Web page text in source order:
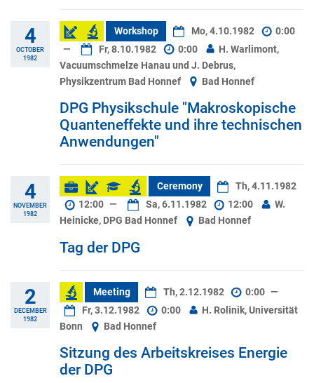
4
OCTOBER
1982
Workshop Mo, 4.10.1982
0:00
—
Fr, 8.10.1982 0:00
H. Warlimont,
Vacuumschmelze Hanau und J. Debrus,
Physikzentrum Bad Honnef
Bad Honnef
DPG Physikschule "Makroskopische
Quanteneffekte und ihre technischen
Anwendungen"
4
NOVEMBER
1982
Ceremony
Th, 4.11.1982
12:00 — Sa, 6.11.1982 12:00
W.
Heinicke, DPG Bad Honnef
Bad Honnef
Tag der DPG
2
DECEMBER
1982
Meeting Th, 2.12.1982 0:00 —
Fr, 3.12.1982
0:00
H. Rolinik, Universität
Bonn
Bad Honnef
Sitzung des Arbeitskreises Energie
der DPG